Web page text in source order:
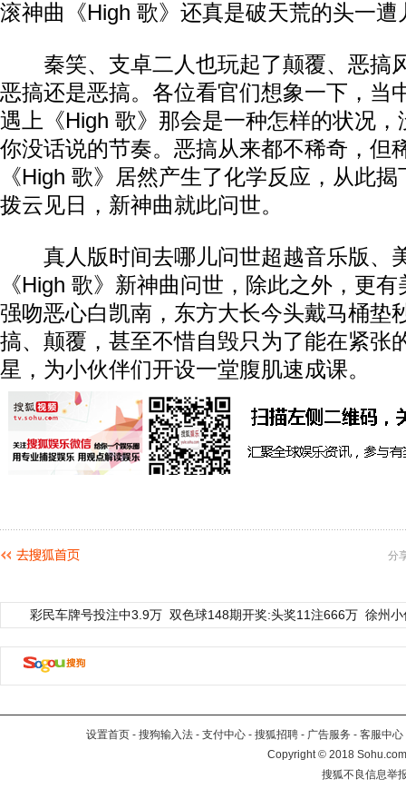
滚神曲《High 歌》还真是破天荒的头一遭
秦笑、支卓二人也玩起了颠覆、恶搞
恶搞还是恶搞。各位看官们想象一下，当
遇上《High 歌》那会是一种怎样的状况
你没话说的节奏。恶搞从来都不稀奇，但
《High 歌》居然产生了化学反应，从此揭
拨云见日，新神曲就此问世。
真人版时间去哪儿问世超越音乐版、
《High 歌》新神曲问世，除此之外，更
强吻恶心白凯南，东方大长今头戴马桶垫
搞、颠覆，甚至不惜自毁只为了能在紧张
星，为小伙伴们开设一堂腹肌速成课。
分
彩民车牌号投注中3.9万 双色球148期开奖:头奖11注666万 徐州
设置首页 - 搜狗输入法 - 支付中心 - 搜狐招聘 - 广告服务 - 客服中心
Copyright©2018
搜狐不良信息举